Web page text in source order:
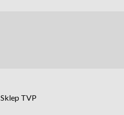
Sklep TVP